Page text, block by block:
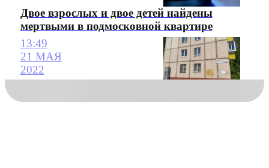
Двое взрослых и двое детей найдены
мертвыми в подмосковной квартире
13:49
21 МАЯ
2022